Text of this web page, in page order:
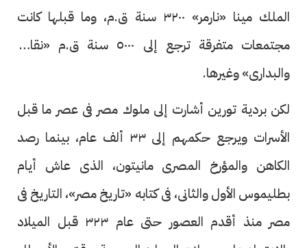
الملك مينا «نارمر» ٣٢٠٠ سنة ق.م، وما قبلها كانت
مجتمعات متفرقة ترجع إلى ٥٠٠٠ سنة ق.م «نقادة
والبدارى» وغيرها.
لكن بردية تورين أشارت إلى ملوك مصر فى عصر ما قبل
الأسرات ويرجع حكمهم إلى ٣٣ ألف عام، بينما رصد
الكاهن والمؤرخ المصرى مانيتون، الذى عاش أيام
بطليموس الأول والثانى، فى كتابه «تاريخ مصر»، التاريخ فى
مصر منذ أقدم العصور حتى عام ٣٢٣ قبل الميلاد